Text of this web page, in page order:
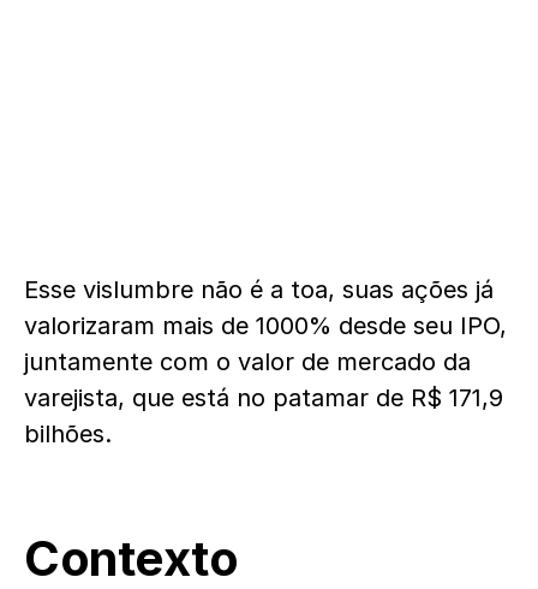
Esse vislumbre não é a toa, suas ações já
valorizaram mais de 1000% desde seu IPO,
juntamente com o valor de mercado da
varejista, que está no patamar de R$ 171,9
bilhões.
Contexto